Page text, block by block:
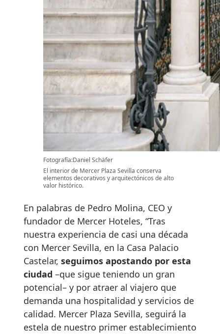
Fotografía:Daniel Schäfer
El interior de Mercer Plaza Sevilla conserva
elementos decorativos y arquitectónicos de alto
valor histórico.
En palabras de Pedro Molina, CEO y
fundador de Mercer Hoteles, “Tras
nuestra experiencia de casi una década
con Mercer Sevilla, en la Casa Palacio
Castelar, seguimos apostando por esta
ciudad –que sigue teniendo un gran
potencial– y por atraer al viajero que
demanda una hospitalidad y servicios de
calidad. Mercer Plaza Sevilla, seguirá la
estela de nuestro primer establecimiento